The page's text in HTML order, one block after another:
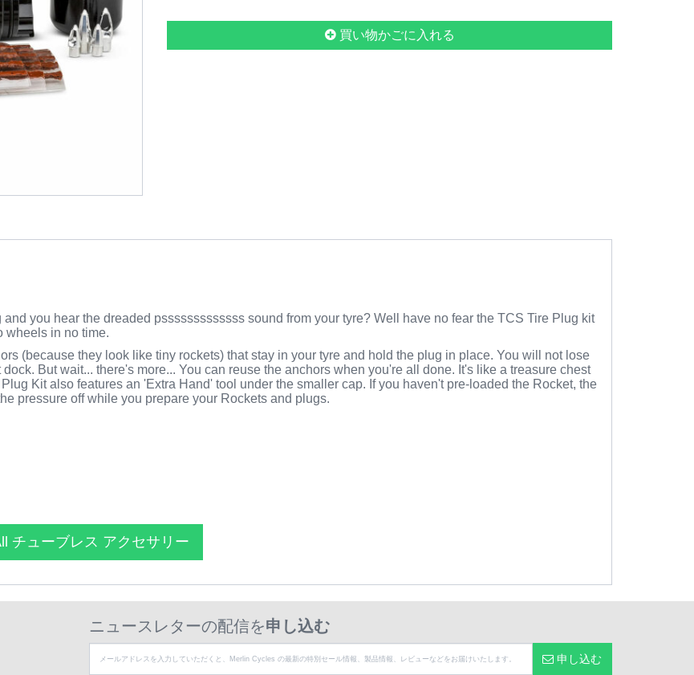
買い物かごに入れる
you hear the dreaded psssssssssssss sound from your tyre? Well have no fear the TCS Tire Plug kit
wheels in no time.
(because they look like tiny rockets) that stay in your tyre and hold the plug in place. You will not lose
But wait... there's more... You can reuse the anchors when you're all done. It's like a treasure chest
Kit also features an 'Extra Hand' tool under the smaller cap. If you haven't pre-loaded the Rocket, the
pressure off while you prepare your Rockets and plugs.
チューブレス アクセサリー
ニュースレターの配信を申し込む
申し込む